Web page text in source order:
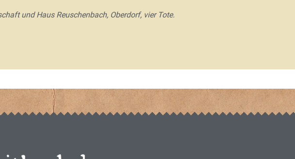
und Haus Reuschenbach, Oberdorf, vier Tote.